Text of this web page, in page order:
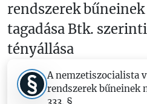
rendszerek
tagadása Btk.
tényállása
A nemzetiszocialista
rendszerek bűneinek